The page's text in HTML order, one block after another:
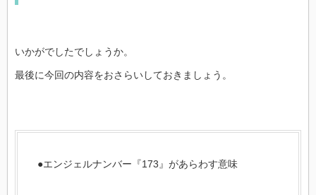
いかがでしたでしょうか。
最後に今回の内容をおさらいしておきましょう。
●エンジェルナンバー『173』があらわす意味